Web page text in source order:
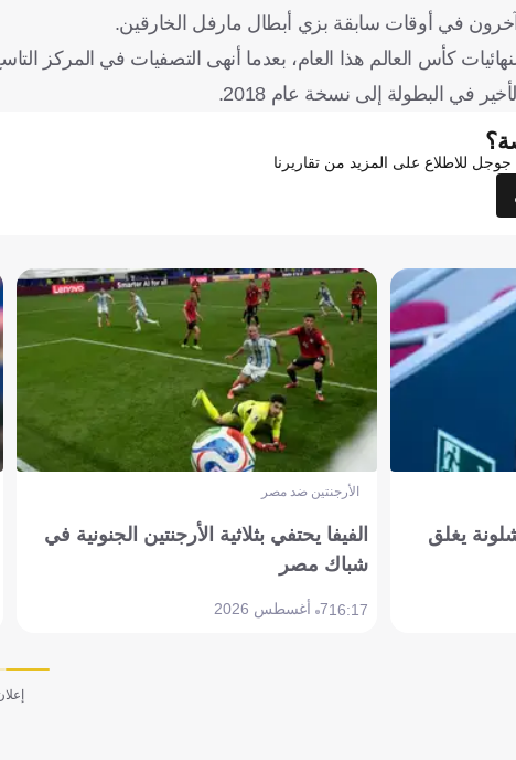
في أوقات سابقة بزي أبطال مارفل الخارقين.
في البطولة إلى نسخة عام 2018.
يغلق
الأرجنتين ضد مصر
الفيفا يحتفي بثلاثية الأرجنتين الجنونية في
شباك مصر
16:177 أغسطس 2026